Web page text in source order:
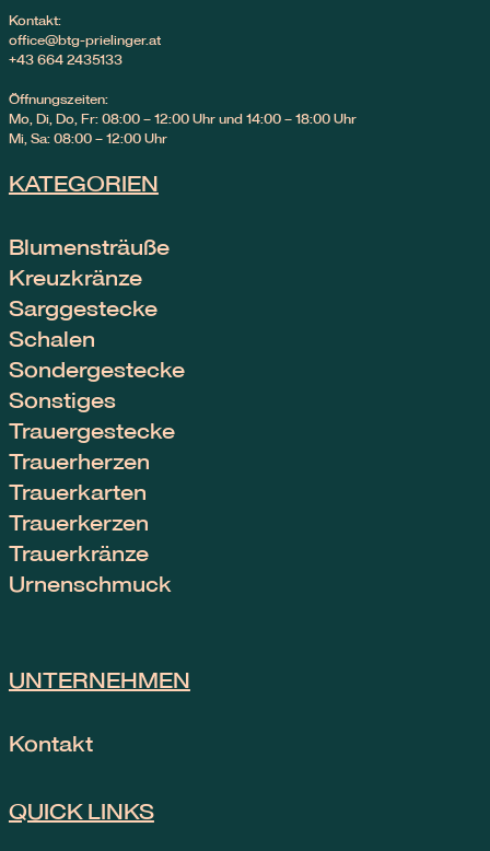
Kontakt:
office@btg-prielinger.at
+43 664 2435133
Öffnungszeiten:
Mo, Di, Do, Fr: 08:00 – 12:00 Uhr und 14:00 – 18:00 Uhr
Mi, Sa: 08:00 – 12:00 Uhr
KATEGORIEN
Blumensträuße
Kreuzkränze
Sarggestecke
Schalen
Sondergestecke
Sonstiges
Trauergestecke
Trauerherzen
Trauerkarten
Trauerkerzen
Trauerkränze
Urnenschmuck
UNTERNEHMEN
Kontakt
QUICK LINKS